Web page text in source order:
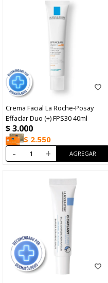
Crema Facial La Roche-Posay
Effaclar Duo (+) FPS30 40ml
$3.000
$ 2.550
- +